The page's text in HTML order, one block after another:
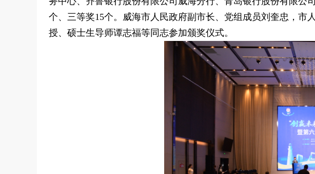
个、三等奖15个。威海市人民政府副市长、党组成员刘奎忠，
授、硕士生导师谭志福等同志参加颁奖仪式。